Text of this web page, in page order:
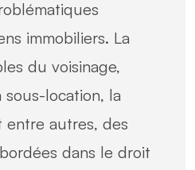
immobiliers. La
du voisinage,
sous-location, la
entre autres, des
dans le droit